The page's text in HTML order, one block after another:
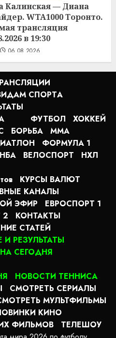
Калинская — Диана
WTA1000 Торонто.
трансляция
в 19:30
06.08.2026
СПОРТA
ФУТБОЛ
ХОККЕЙ
БОРЬБА
MMA
ФОРМУЛА 1
НБА ВЕЛОСПОРТ
НХЛ
КУРСЫ ВАЛЮТ
КАНАЛЫ
ЭФИР
ЕВРОСПОРТ 1
2
КОНТАКТЫ
СТАТЕЙ
РЕЗУЛЬТАТЫ
СЕГОДНЯ
НОВОСТИ ТЕННИСА
СМОТРЕТЬ СЕРИАЛЫ
МУЛЬТФИЛЬМЫ
КИНО
ФИЛЬМОВ
ТЕЛЕШОУ